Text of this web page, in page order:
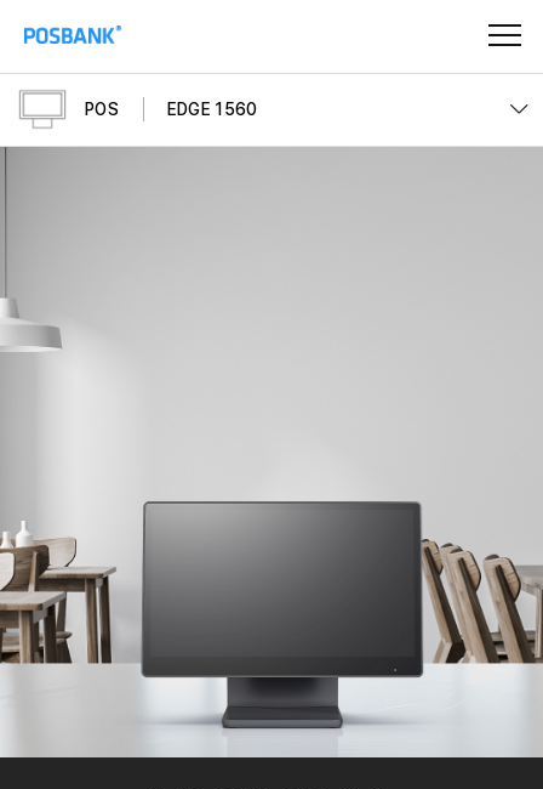
POS EDGE 1560